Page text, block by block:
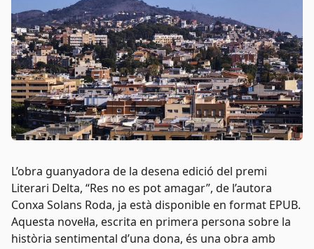
L’obra guanyadora de la desena edició del premi
Literari Delta, “Res no es pot amagar”, de l’autora
Conxa Solans Roda, ja està disponible en format EPUB.
Aquesta novel·la, escrita en primera persona sobre la
història sentimental d’una dona, és una obra amb